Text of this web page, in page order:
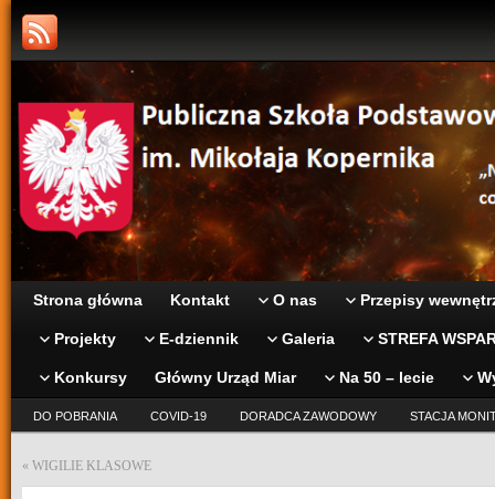
Strona główna Kontakt O nas Przepisy
Projekty E-dziennik Galeria STREFA
Konkursy Główny Urząd Miar Na 50 – lecie
DO POBRANIA COVID-19 DORADCA ZAWODOWY STACJA
« WIGILIE KLASOWE